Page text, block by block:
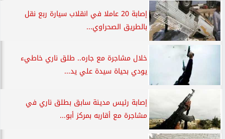
إصابة 20 عاملا في انقلاب سيارة ربع نقل
بالطريق الصحراوي...
خلال مشاجرة مع جاره.. طلق ناري خاطيء
يودي بحياة سيدة علي يد...
إصابة رئيس مدينة سابق بطلق ناري في
مشاجرة مع أقاربه بمركز أبو...